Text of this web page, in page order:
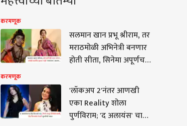
2/10
करमणूक
सलमान खान प्रभू श्रीराम, तर
मराठमोळी अभिनेत्री बनणार
होती सीता, सिनेमा अपूर्णच
करमणूक
'लॉकअप 2'नंतर आणखी
एका Reality शोला
पुर्णविराम; 'द अलायंस' चा